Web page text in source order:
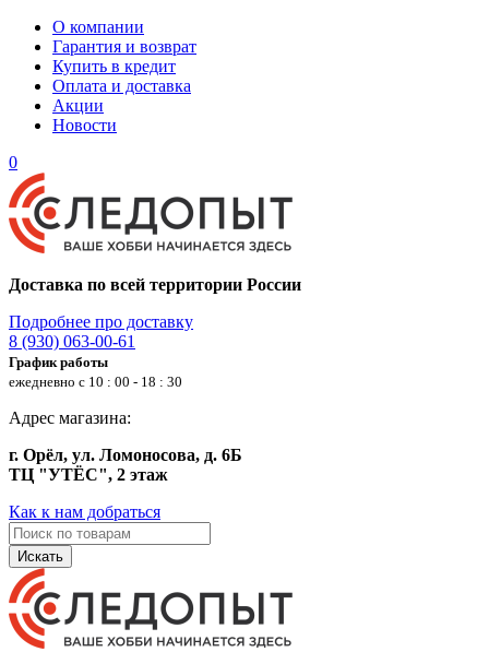
О компании
Гарантия и возврат
Купить в кредит
Оплата и доставка
Акции
Новости
0
Доставка по всей территории России
Подробнее про доставку
8 (930) 063-00-61
График работы
ежедневно с 10 : 00 - 18 : 30
Адрес магазина:
г. Орёл, ул. Ломоносова, д. 6Б
ТЦ "УТЁС", 2 этаж
Как к нам добраться
Искать